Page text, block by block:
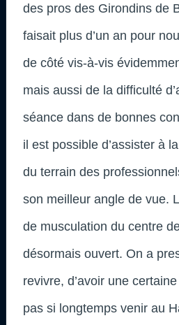
des pros des Girondins de
faisait plus d’un an pour
de côté vis-à-vis
mais aussi de la difficulté
séance dans de bonnes
il est possible d’assister à
du terrain des
son meilleur angle de vue.
de musculation du centre
désormais ouvert. On a
revivre, d’avoir une
pas si longtemps venir au